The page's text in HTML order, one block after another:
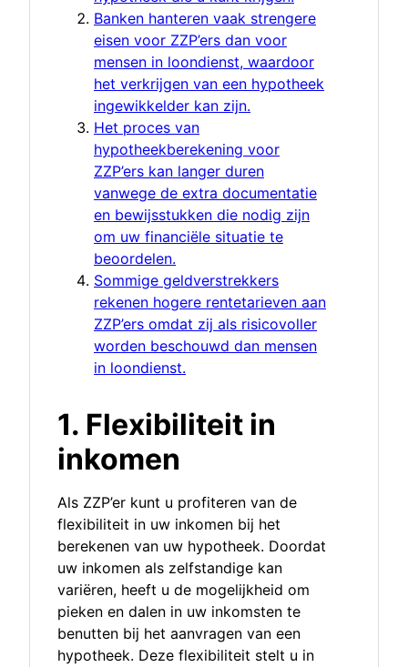
Banken hanteren vaak strengere
eisen voor ZZP’ers dan voor
mensen in loondienst, waardoor
het verkrijgen van een hypotheek
ingewikkelder kan zijn.
Het proces van
hypotheekberekening voor
ZZP’ers kan langer duren
vanwege de extra documentatie
en bewijsstukken die nodig zijn
om uw financiële situatie te
beoordelen.
Sommige geldverstrekkers
rekenen hogere rentetarieven aan
ZZP’ers omdat zij als risicovoller
worden beschouwd dan mensen
in loondienst.
1. Flexibiliteit in
inkomen
Als ZZP’er kunt u profiteren van de
flexibiliteit in uw inkomen bij het
berekenen van uw hypotheek. Doordat
uw inkomen als zelfstandige kan
variëren, heeft u de mogelijkheid om
pieken en dalen in uw inkomsten te
benutten bij het aanvragen van een
hypotheek. Deze flexibiliteit stelt u in